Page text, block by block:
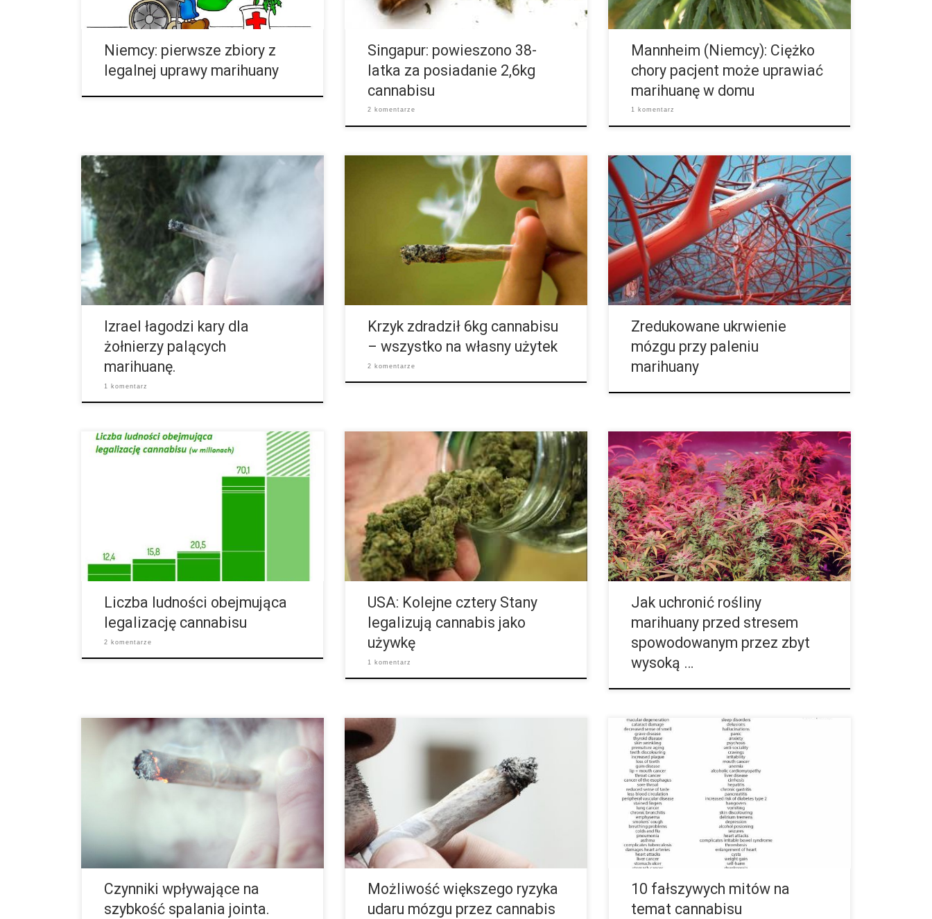
pomaga mu w codziennych zmaganiach z […]
Niemcy: pierwsze zbiory z
legalnej uprawy marihuany
portal IOL, mężczyzna został w […]
Singapur: powieszono 38-
latka za posiadanie 2,6kg
cannabisu
2 komentarze
prawdzie w Niemczech obecnie […]
Mannheim (Niemcy): Ciężko
chory pacjent może uprawiać
marihuanę w domu
1 komentarz
Nie stosuje się już środków dyscyplinarnych przy
rekreacyjnym użyciu konopi. Izraelska Armia w
przyszłości nie będzie nakładać żadnych kar
dyscyplinarnych na swoich żołnierzy, którzy w
wolnym czasie konsumują marihuanę. Generał, który
jest odpowiedzialny za monitorowanie tej reformy
ogłosił tą wiadomość ludności oraz mediom. Izrael
łagodzi kary dla palących żołnierzy w ten sposób, że
oskarżeni o konsumpcję nie będą od razu […]
Izrael łagodzi kary dla
żołnierzy palących
marihuanę.
1 komentarz
44 latek z Wiednia chyba nie dowiedział się na co
trzeba zwracać szczególną uwagę przy uprawie i
posiadaniu w mieszkaniu marihuany.
Prawdopodobnie mężczyzna nie przejmował się
możliwymi konsekwencjami, jakie go mogą spotkać
po jego wybrykach. Otóż mężczyzna ten o którego tu
chodzi na początku listopada, dokładnie w dzień
Wszystkich Świętych o godzinie 6:15 rano! zaczął
głośno krzyczeć i wyrzucać przez […]
Krzyk zdradził 6kg cannabisu
– wszystko na własny użytek
2 komentarze
Nasz mózg jest dobrze ukrwiony. Musi tak być, gdyż
mózg ma wysokie zapotrzebowanie energii. Złe
ukrwienie mózgu powoduje zaburzenia koncentracji,
a w najgorszym przypadku utratę przytomności.
Trwała konsumpcja marihuany, zwłaszcza o wysokiej
koncentracji, od dawna jest podejrzewany o
szkodliwe działanie na mózg. W jednym z badań w
USA przedstawiono dowody na to, że cannabis
jednak działa szkodliwie na ukrwienie mózgu. […]
Zredukowane ukrwienie
mózgu przy paleniu
marihuany
Głosowanie 8. listopada w Stanach Zjednoczonych
powiększyło dwukrotnie liczbę Stanów, w których
całkowicie zalegalizowano cannabis. Już z tego
powodu możemy mówić o narkotykowo-politycznym
dotychczasowych Stanach z legalną marihuaną. W
połowie listopada liczba ludności, która obejmuje
legalizację zwiększyła się 3,5-krotnie. […]
Liczba ludności obejmująca
legalizację cannabisu
2 komentarze
Równolegle do wyborów prezydenckich w Stanach
Zjednoczonych kolejne cztery Stany: Kalifornia,
Maine, Massachusetts i Newada zalegalizowały
cannabis jako używkę. Dodatkowo w 9 stanach
odbywały się decyzje obywateli na temat reform
związanych z traktowaniem cannabisu. W pięciu z
nich chodziło o legalizację marihuany jako używka.
Jedynie Arizona odrzuciła niespodziewanie
większością głosów odpowiednią inicjatywę.
Ponadto wyborcy w Arkansas, Florydzie, Montanie i
USA: Kolejne cztery Stany
legalizują cannabis jako
używkę
1 komentarz
Uprawa konopi może być nie lada zadaniem… Istnieje
na szczęście kilka sprawdzonych metod, aby
uchronić nasze rośliny przed szkodami
spowodowanymi zbyt wysoką temperaturą.
Cannabis jest właściwie dosyć odporną rośliną,
jednak może zostać uszkodzona przez zbyt dużą
ilość światła albo gorąco. I choć znosi ona lekkie
zmiany temperatur, to od pewnego punktu może
okazywać ona symptomy stresu. Liście robią się
wtedy […]
Jak uchronić rośliny
marihuany przed stresem
spowodowanym przez zbyt
wysoką …
Przyjrzyjmy się czynnikom, które sprawiają, że Twój
joint spala się szybciej, bądź wolniej. Szybkość
spalania to czynnik, który może pozytywnie albo
negatywnie wpłynąć na odczucia podczas palenia. 1.
Jakość zioła Wpływ na szybkość spalania jointa ma
między palcami, to spali się za szybko. Idealny […]
Czynniki wpływające na
szybkość spalania jointa.
W badaniach w Nowej Zelandii znaleziono
wskazówki na to, że cannabis dwukrotnie zwiększa
ryzyko apopleksji. Do udaru dochodzi z powodu
niedokrwienia mózgu i nieprawidłowego
zaopatrzenia komórek nerwowych, które mogą
obumrzeć. Typowymi symptomami są paraliże, jak i
też zaburzenia mowy lub czucia. Jak wyjawiły
badania z 2013 roku na Uniwersytecie Auckland w
Nowej Zelandii, prawdopodobnie taki rodzaj udaru
jest spowodowany konsumpcją […]
Możliwość większego ryzyka
udaru mózgu przez cannabis
1. Marihuana prowadzi do utraty pamięci Nie istnieją
żadne naukowe badania, które potwierdzają tą tezę.
Wbrew opinii, zły wpływ na pamięć ma tylko alkohol.
2. Zmiany hormonalne Badania w latach 70-tych
sugerowały, że znalazły szkodliwe skutki cannabisu
na hormony płciowe. Jednak nowoczesne badania
obaliły tą tezę. Bardziej pasuje to do alkoholu, który
prowadzi do impotencji. 3. Nieistniejące
przedawkowanie Nie ma […]
10 fałszywych mitów na
temat cannabisu